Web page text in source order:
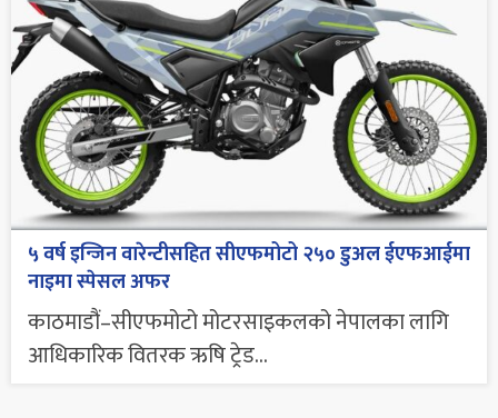
५ वर्ष इन्जिन वारेन्टीसहित सीएफमोटो २५० डुअल ईएफआईमा
नाइमा स्पेसल अफर
काठमाडौं–सीएफमोटो मोटरसाइकलको नेपालका लागि
आधिकारिक वितरक ऋषि ट्रेड...